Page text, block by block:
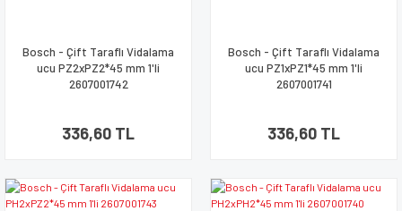
Bosch - Çift Taraflı Vidalama
ucu PZ2xPZ2*45 mm 1'li
2607001742
336,60 TL
Bosch - Çift Taraflı Vidalama
ucu PZ1xPZ1*45 mm 1'li
2607001741
336,60 TL